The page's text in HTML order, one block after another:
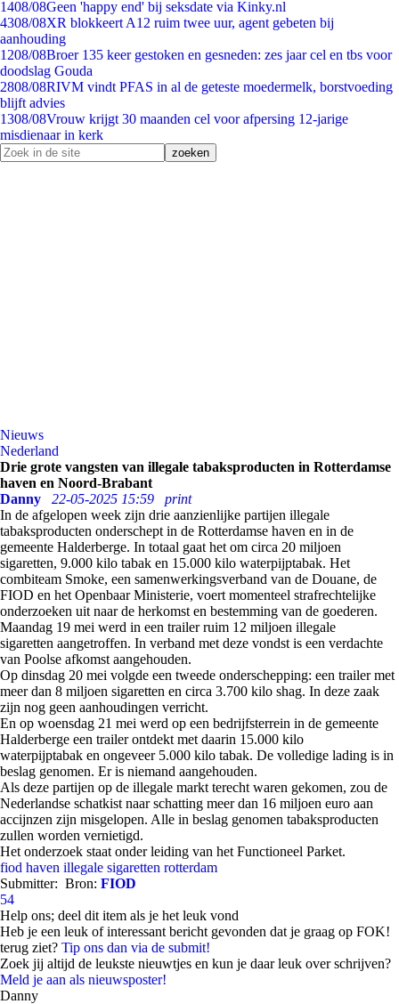
1408/08Geen 'happy end' bij seksdate via Kinky.nl
4308/08XR blokkeert A12 ruim twee uur, agent gebeten bij
aanhouding
1208/08Broer 135 keer gestoken en gesneden: zes jaar cel en tbs voor
doodslag Gouda
2808/08RIVM vindt PFAS in al de geteste moedermelk, borstvoeding
blijft advies
1308/08Vrouw krijgt 30 maanden cel voor afpersing 12-jarige
misdienaar in kerk
Nieuws
Nederland
Drie grote vangsten van illegale tabaksproducten in Rotterdamse
haven en Noord-Brabant
Danny
22-05-2025 15:59
print
In de afgelopen week zijn drie aanzienlijke partijen illegale
tabaksproducten onderschept in de Rotterdamse haven en in de
gemeente Halderberge. In totaal gaat het om circa 20 miljoen
sigaretten, 9.000 kilo tabak en 15.000 kilo waterpijptabak. Het
combiteam Smoke, een samenwerkingsverband van de Douane, de
FIOD en het Openbaar Ministerie, voert momenteel strafrechtelijke
onderzoeken uit naar de herkomst en bestemming van de goederen.
Maandag 19 mei werd in een trailer ruim 12 miljoen illegale
sigaretten aangetroffen. In verband met deze vondst is een verdachte
van Poolse afkomst aangehouden.
Op dinsdag 20 mei volgde een tweede onderschepping: een trailer met
meer dan 8 miljoen sigaretten en circa 3.700 kilo shag. In deze zaak
zijn nog geen aanhoudingen verricht.
En op woensdag 21 mei werd op een bedrijfsterrein in de gemeente
Halderberge een trailer ontdekt met daarin 15.000 kilo
waterpijptabak en ongeveer 5.000 kilo tabak. De volledige lading is in
beslag genomen. Er is niemand aangehouden.
Als deze partijen op de illegale markt terecht waren gekomen, zou de
Nederlandse schatkist naar schatting meer dan 16 miljoen euro aan
accijnzen zijn misgelopen. Alle in beslag genomen tabaksproducten
zullen worden vernietigd.
Het onderzoek staat onder leiding van het Functioneel Parket.
fiod haven illegale sigaretten rotterdam
Submitter: Bron: FIOD
54
Help ons; deel dit item als je het leuk vond
Heb je een leuk of interessant bericht gevonden dat je graag op FOK!
terug ziet? Tip ons dan via de submit!
Zoek jij altijd de leukste nieuwtjes en kun je daar leuk over schrijven?
Meld je aan als nieuwsposter!
Danny